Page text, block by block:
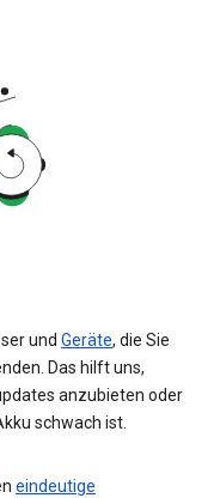
und Geräte, die Sie
Das hilft uns,
anzubieten oder
schwach ist.
eindeutige